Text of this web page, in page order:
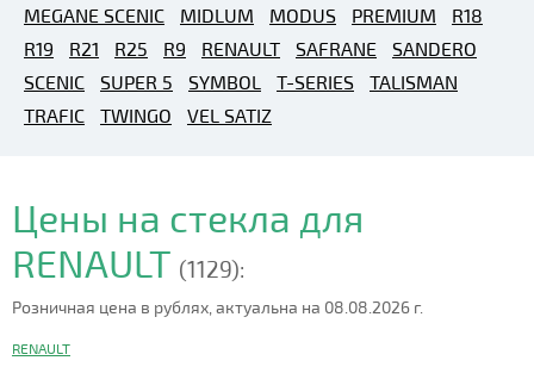
MEGANE SCENIC
MIDLUM MODUS PREMIUM
R18
R19
R21 R25 R9 RENAULT SAFRANE
SANDERO
SCENIC
SUPER 5 SYMBOL T-SERIES
TALISMAN
TRAFIC
TWINGO VEL SATIZ
Цены на стекла для
RENAULT (1129):
Розничная цена в рублях, актуальна на 08.08.2026 г.
RENAULT